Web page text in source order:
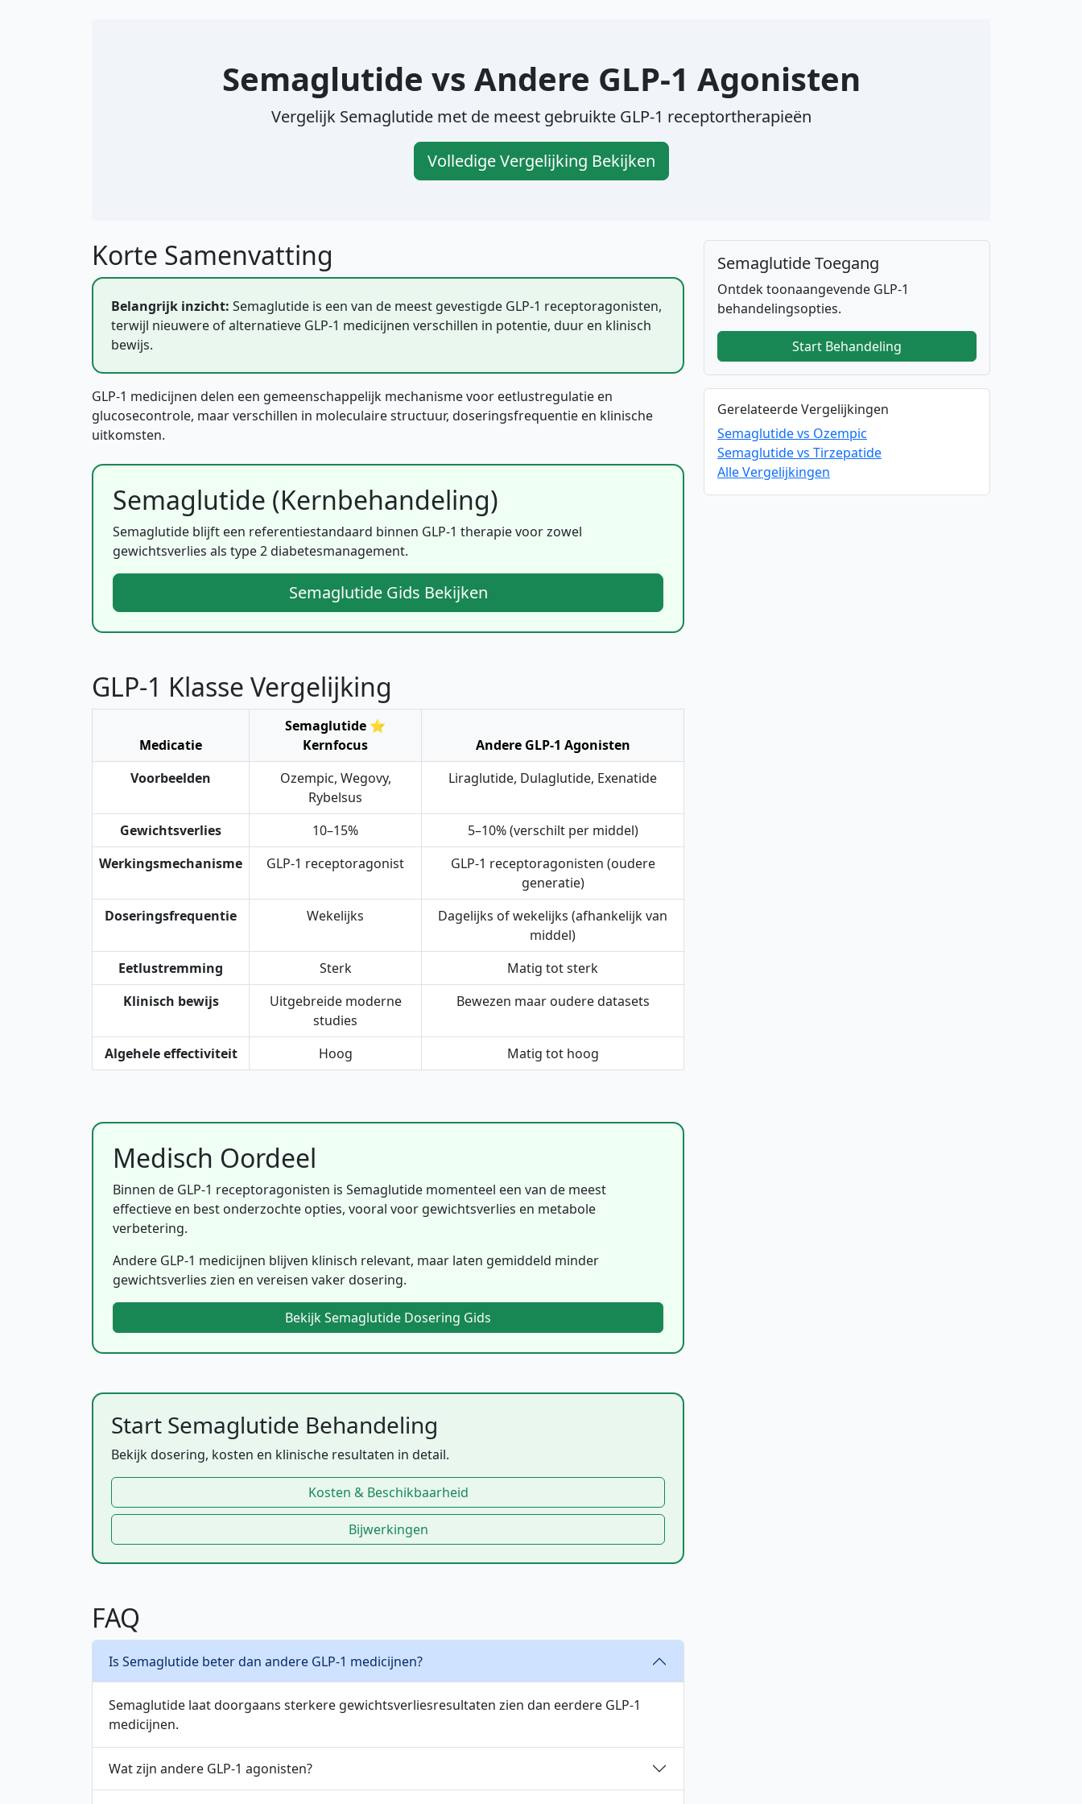
Semaglutide vs Andere GLP-1 Agonisten
Vergelijk Semaglutide met de meest gebruikte GLP-1 receptortherapieën
Volledige Vergelijking Bekijken
Korte Samenvatting
Belangrijk inzicht: Semaglutide is een van de meest gevestigde GLP-1 receptoragonisten,
terwijl nieuwere of alternatieve GLP-1 medicijnen verschillen in potentie, duur en klinisch
bewijs.
GLP-1 medicijnen delen een gemeenschappelijk mechanisme voor eetlustregulatie en
glucosecontrole, maar verschillen in moleculaire structuur, doseringsfrequentie en klinische
uitkomsten.
Semaglutide (Kernbehandeling)
Semaglutide blijft een referentiestandaard binnen GLP-1 therapie voor zowel
gewichtsverlies als type 2 diabetesmanagement.
Semaglutide Gids Bekijken
GLP-1 Klasse Vergelijking
Medicatie
Semaglutide ⭐
Kernfocus
Andere GLP-1 Agonisten
Voorbeelden
Ozempic, Wegovy,
Rybelsus
Liraglutide, Dulaglutide, Exenatide
Gewichtsverlies 10–15%
5–10% (verschilt per middel)
Werkingsmechanisme
GLP-1 receptoragonist
GLP-1 receptoragonisten (oudere
generatie)
Doseringsfrequentie
Wekelijks
Dagelijks of wekelijks (afhankelijk van
middel)
Eetlustremming
Sterk
Matig tot sterk
Klinisch bewijs
Uitgebreide moderne
studies
Bewezen maar oudere datasets
Algehele effectiviteit Hoog Matig tot hoog
Medisch Oordeel
Binnen de GLP-1 receptoragonisten is Semaglutide momenteel een van de meest
effectieve en best onderzochte opties, vooral voor gewichtsverlies en metabole
verbetering.
Andere GLP-1 medicijnen blijven klinisch relevant, maar laten gemiddeld minder
gewichtsverlies zien en vereisen vaker dosering.
Bekijk Semaglutide Dosering Gids
Start Semaglutide Behandeling
Bekijk dosering, kosten en klinische resultaten in detail.
Kosten & Beschikbaarheid
Bijwerkingen
FAQ
Is Semaglutide beter dan andere GLP-1 medicijnen?
Semaglutide laat doorgaans sterkere gewichtsverliesresultaten zien dan eerdere GLP-1
medicijnen.
Wat zijn andere GLP-1 agonisten?
Semaglutide Toegang
Ontdek toonaangevende GLP-1
behandelingsopties.
Start Behandeling
Gerelateerde Vergelijkingen
Semaglutide vs Ozempic
Semaglutide vs Tirzepatide
Alle Vergelijkingen